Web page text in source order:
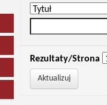
Rezultaty/Strona